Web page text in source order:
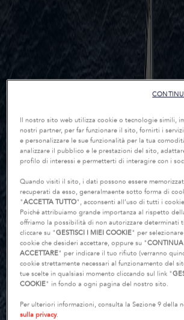
Il nostro sito web utilizza cookie o tecnologie simili,
nostri partner, per far funzionare il sito, fornirti i
e personalizzare le sue funzionalità per la tua
analizzare il pubblico e le prestazioni del sito,
profilo di interessi e permetterti di interagire con i
Quando visiti il sito, i dati possono essere
recuperati da esso, generalmaente sotto forma di
"ACCETTA TUTTO", acconsenti all’uso di tutti i
Poiché attribuiamo grande importanza al rispetto
offriamo la possibilità di non autorizzare determinati
cliccare su "GESTISCI I MIEI COOKIE" per
cookie che desideri accettare, oppure su "
ACCETTARE" per indicare il tuo rifiuto (verranno
cookie strettamente necessari al funzionamento del
tue scelte in qualsiasi momento cliccando sul link "
COOKIE" in fondo a ogni pagina del nostro sito.
Per ulteriori informazioni, consulta la Sezione 9 della
sulla privacy.